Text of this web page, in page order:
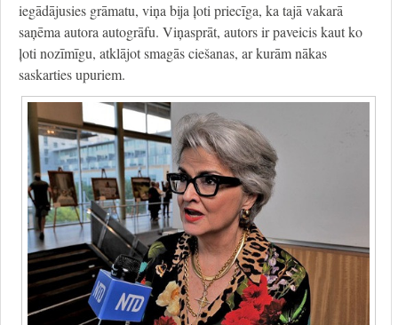
iegādājusies grāmatu, viņa bija ļoti priecīga, ka tajā vakarā
saņēma autora autogrāfu. Viņasprāt, autors ir paveicis kaut ko
ļoti nozīmīgu, atklājot smagās ciešanas, ar kurām nākas
saskarties upuriem.